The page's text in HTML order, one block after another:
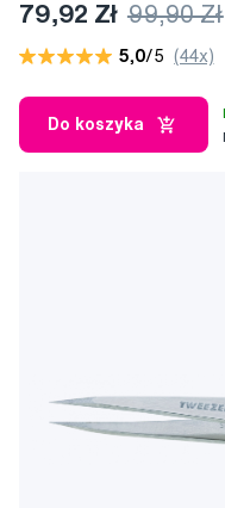
79,92 Zł 99,90 Zł
5,0/5 (44x)
Do koszyka